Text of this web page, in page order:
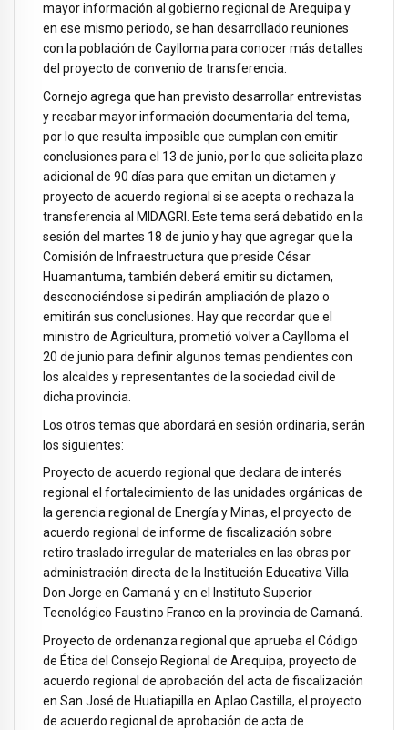
mayor información al gobierno regional de Arequipa y
en ese mismo periodo, se han desarrollado reuniones
con la población de Caylloma para conocer más detalles
del proyecto de convenio de transferencia.
Cornejo agrega que han previsto desarrollar entrevistas
y recabar mayor información documentaria del tema,
por lo que resulta imposible que cumplan con emitir
conclusiones para el 13 de junio, por lo que solicita plazo
adicional de 90 días para que emitan un dictamen y
proyecto de acuerdo regional si se acepta o rechaza la
transferencia al MIDAGRI. Este tema será debatido en la
sesión del martes 18 de junio y hay que agregar que la
Comisión de Infraestructura que preside César
Huamantuma, también deberá emitir su dictamen,
desconociéndose si pedirán ampliación de plazo o
emitirán sus conclusiones. Hay que recordar que el
ministro de Agricultura, prometió volver a Caylloma el
20 de junio para definir algunos temas pendientes con
los alcaldes y representantes de la sociedad civil de
dicha provincia.
Los otros temas que abordará en sesión ordinaria, serán
los siguientes:
Proyecto de acuerdo regional que declara de interés
regional el fortalecimiento de las unidades orgánicas de
la gerencia regional de Energía y Minas, el proyecto de
acuerdo regional de informe de fiscalización sobre
retiro traslado irregular de materiales en las obras por
administración directa de la Institución Educativa Villa
Don Jorge en Camaná y en el Instituto Superior
Tecnológico Faustino Franco en la provincia de Camaná.
Proyecto de ordenanza regional que aprueba el Código
de Ética del Consejo Regional de Arequipa, proyecto de
acuerdo regional de aprobación del acta de fiscalización
en San José de Huatiapilla en Aplao Castilla, el proyecto
de acuerdo regional de aprobación de acta de